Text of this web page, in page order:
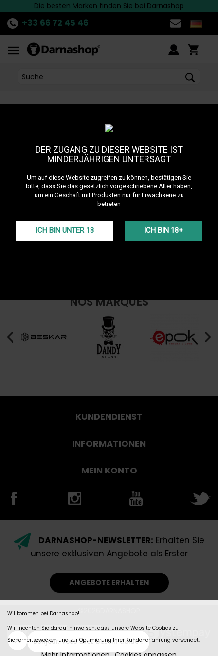
DER ZUGANG ZU DIESER WEBSITE IST
MINDERJÄHRIGEN UNTERSAGT
Um auf diese Website zugreifen zu können, bestätigen Sie
bitte, dass Sie das gesetzlich vorgeschriebene Alter haben,
um ein Geschäft mit Produkten nur für Erwachsene zu
betreten
ICH BIN UNTER 18 ICH BIN 18+
ENTDECKEdie aktuelle Aktion!>>
Schnelle Lieferung nach Deutschland!
Die besten Marken finden Sie bei Darnashop
+33 66 72 45 46
KOHLENHALTER
Raucher, um ihre Lieblings-Shisha sicher zu genießen. Praktisch
zum Transportieren der Kohlen und zum Entsorgen der Asche,
bietet Darnashop Kohlehalter in allen Größen an, vom
kompaktesten bis zum größten Modell.
NOS MARQUES
Willkommen bei Darnashop!
Wir möchten Sie darauf hinweisen, dass unsere Website Cookies zu
Sicherheitszwecken und zur Optimierung Ihrer Kundenerfahrung verwendet.
KUNDENDIENST
INFORMATIONEN
MEIN KONTO
DARNASHOP-NEWSLETTER: Erhalten Sie
unsere exklusiven Angebote als Erster
ANGEBOTE ERHALTEN
©2026DARNASHOP